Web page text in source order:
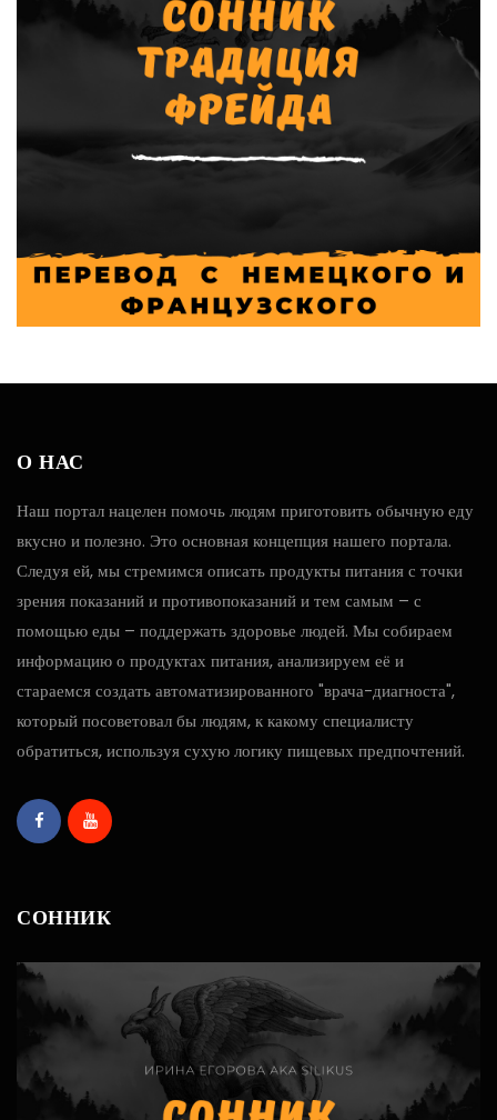
О НАС
Наш портал нацелен помочь людям приготовить обычную еду
вкусно и полезно. Это основная концепция нашего портала.
Следуя ей, мы стремимся описать продукты питания с точки
зрения показаний и противопоказаний и тем самым – с
помощью еды – поддержать здоровье людей. Мы собираем
информацию о продуктах питания, анализируем её и
стараемся создать автоматизированного "врача-диагноста",
который посоветовал бы людям, к какому специалисту
обратиться, используя сухую логику пищевых предпочтений.
СОННИК